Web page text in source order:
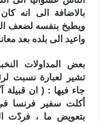
بالاضافة الى انه
ويطبخ بنفسه لضعف
واعيد الى بلده بعد
بعض المداولات
تشير لعبارة نسبت
جاء فيها : ( ان قبيلة
أكلت سفير فرنسا
بتعويض ما ، فردّت